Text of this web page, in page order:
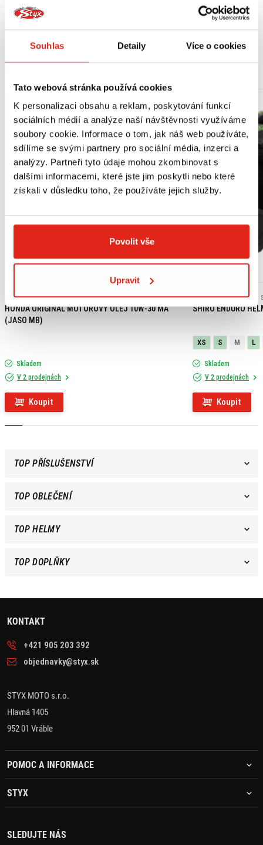
Souhlas Detaily Více o cookies
Tato webová stránka používá cookies
K personalizaci obsahu a reklam, poskytování funkcí
sociálních médií a analýze naší návštěvnosti využíváme
soubory cookie. Informace o tom, jak náš web používáte,
sdílíme se svými partnery pro sociální média, inzerci a
analýzy. Partneři tyto údaje mohou zkombinovat s
dalšími informacemi, které jste jim poskytli nebo které
získali v důsledku toho, že používáte jejich služby.
Povolit vše
Upravit
- hliníkovou pákou brzdy 57400-25810-000,
- ochranným krytem spojkové páky 56300-25820-000.
MOHLO BY SE VÁM LÍBIT
439 Kč s DPH
HONDA ORIGINAL MOTOROVÝ OLEJ 10W-30 MA
(JASO MB)
Skladem
V 2 prodejnách
Koupit
2 409 Kč
2 409 Kč
SHIRO ENDURO
XS S M L
Skladem
V 2 prodejnách
Koupit
TOP PŘÍSLUŠENSTVÍ
TOP OBLEČENÍ
TOP HELMY
TOP DOPLŇKY
KONTAKT
+421 905 203 392
objednavky@styx.sk
STYX MOTO s.r.o.
Hlavná 1405
952 01 Vráble
POMOC A INFORMACE
STYX
SLEDUJTE NÁS